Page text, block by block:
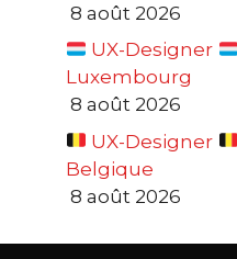
8 août 2026
UX-Designer
Luxembourg
8 août 2026
UX-Designer
Belgique
8 août 2026